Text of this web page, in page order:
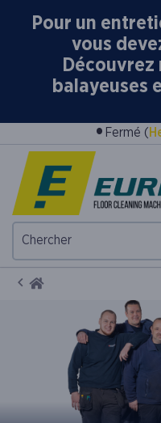
Pour un
vous
balayeuses
• Fermé (
Home